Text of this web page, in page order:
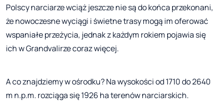
Polscy narciarze wciąż jeszcze nie są do końca przekonani,
że nowoczesne wyciągi i świetne trasy mogą im oferować
wspaniałe przeżycia, jednak z każdym rokiem pojawia się
ich w Grandvalirze coraz więcej.
A co znajdziemy w ośrodku? Na wysokości od 1710 do 2640
m n.p.m. rozciąga się 1926 ha terenów narciarskich.